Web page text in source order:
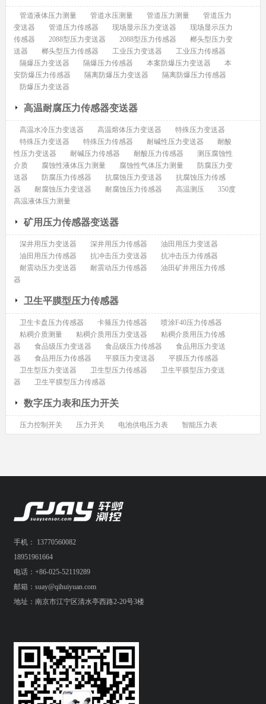
管道液体压力测量 管道水压测量 管道压力测量
管道压力
变送器
管道压力传感器 现场显示压力变送器
现场显示压力
传感器
2088型压力变送器 2088型压力传感器
榔头型压力变
送器
榔头型压力传感器 工业压力变送器
工业压力传感器
隔爆压力变送器
隔爆压力传感器 本案防爆压力变送器
本
安防爆压力传感器
隔离防爆压力变送器
隔离防爆压力传感器
防爆压力变送器
高温耐腐压力传感器变送器
高温水冷压力变送器 高温熔体压力变送器
特殊压力变送器
特殊压力变送器
特殊压力传感器 耐碱性压力变送器
耐酸
性压力变送器
耐碱压力传感器 耐酸压力传感器
测压腐蚀性
介质
腐蚀性液体压力测量 腐蚀性气体压力测量
防腐压力变
送器
防腐压力传感器 抗腐蚀压力变送器
抗腐蚀压力传感
器
耐腐蚀压力变送器 耐腐蚀压力传感器 高温测压
350度
高温液体压力测量
矿用压力传感器变送器
深井用压力变送器 深井用压力传感器
油田用压力变送器
油田用压力传感器
抗冲击压力变送器
抗冲击压力传感器
耐震动压力变送器
耐震动压力传感器
油田矿井用压力传感
器
卫生平膜型压力传感器
卫生卡盘压力传感器 卡箍压力传感器
喷涂F40压力传感器
粘稠介质测量
粘稠介质用压力变送器
粘稠介质用压力传感
器
食品级压力变送器 食品级压力传感器
食品用压力变送
器
食品用压力传感器 平膜压力变送器
平膜压力传感器
卫生型压力变送器
卫生型压力传感器
卫生平膜型压力变送
器
卫生平膜型压力传感器
数字压力表和压力开关
压力控制开关 压力开关 电池供电压力表 智能压力表
手机： 13770560082
18951961664
电话：+86-025-52119289
邮箱：suay@qihuiyuan.com
地址：南京市江宁区清水亭西路2-20号3楼